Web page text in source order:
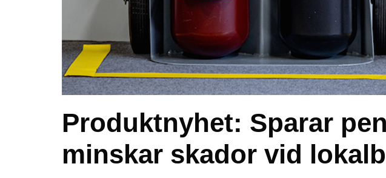
Produktnyhet: Sparar
minskar skador vid